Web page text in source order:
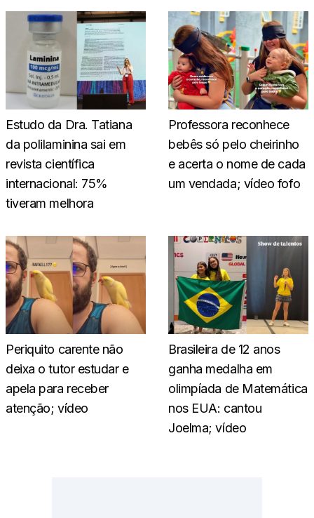
Estudo da Dra. Tatiana
da polilaminina sai em
revista científica
internacional: 75%
tiveram melhora
Professora reconhece
bebês só pelo cheirinho
e acerta o nome de cada
um vendada; vídeo fofo
Periquito carente não
deixa o tutor estudar e
apela para receber
atenção; vídeo
Brasileira de 12 anos
ganha medalha em
olimpíada de Matemática
nos EUA: cantou
Joelma; vídeo